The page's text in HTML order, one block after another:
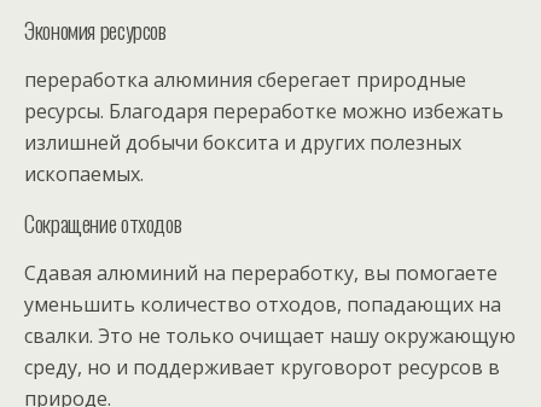
Экономия ресурсов
переработка алюминия сберегает природные
ресурсы. Благодаря переработке можно избежать
излишней добычи боксита и других полезных
ископаемых.
Сокращение отходов
Сдавая алюминий на переработку, вы помогаете
уменьшить количество отходов, попадающих на
свалки. Это не только очищает нашу окружающую
среду, но и поддерживает круговорот ресурсов в
природе.